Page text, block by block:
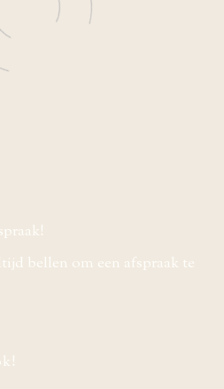
bellen om een afspraak te